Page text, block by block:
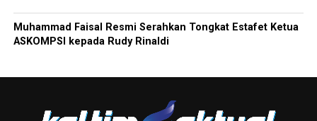
Muhammad Faisal Resmi Serahkan Tongkat Estafet Ketua
ASKOMPSI kepada Rudy Rinaldi